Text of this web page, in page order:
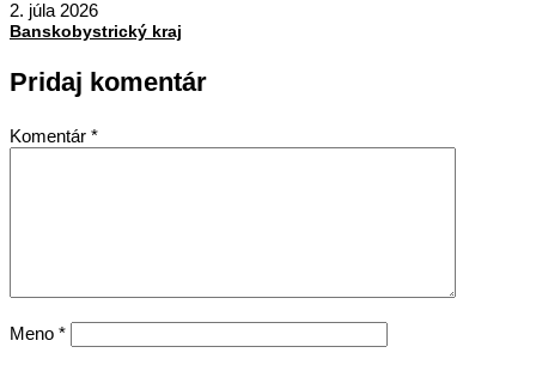
07-
02
2. júla 2026
Banskobystrický kraj
Pridaj komentár
Komentár *
Meno *